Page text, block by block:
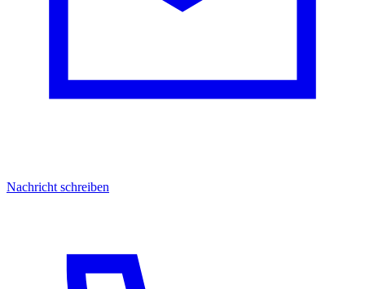
Nachricht schreiben